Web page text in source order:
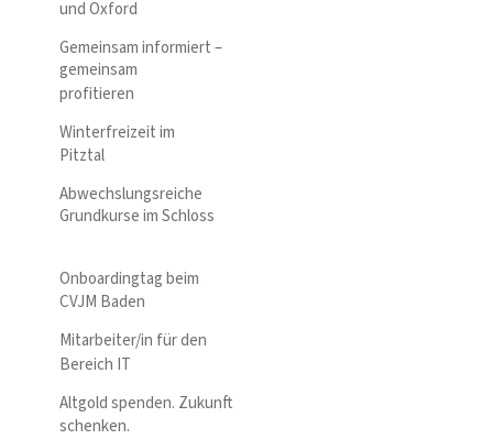
und Oxford
Gemeinsam informiert –
gemeinsam
profitieren
Winterfreizeit im
Pitztal
Abwechslungsreiche
Grundkurse im Schloss
Onboardingtag beim
CVJM Baden
Mitarbeiter/in für den
Bereich IT
Altgold spenden. Zukunft
schenken.